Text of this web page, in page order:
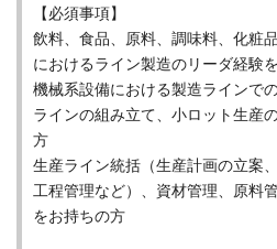
【必須事項】
飲料、食品、原料、調味料、化粧
におけるライン製造のリーダ経験
機械系設備における製造ラインで
ラインの組み立て、小ロット生産
方
生産ライン統括（生産計画の立案
工程管理など）、資材管理、原料
をお持ちの方